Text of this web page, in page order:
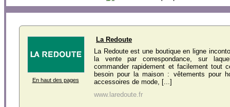
En haut des pages
La Redoute
La Redoute est une boutique en ligne
la vente par correspondance, sur
commander rapidement et facilement tout
besoin pour la maison : vêtements pour
accessoires de mode, [...]
www.laredoute.fr